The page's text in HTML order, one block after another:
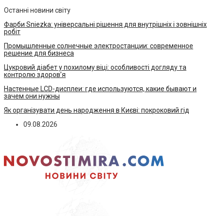
Останні новини світу
Фарби Sniezka: універсальні рішення для внутрішніх і зовнішніх
робіт
Промышленные солнечные электростанции: современное
решение для бизнеса
Цукровий діабет у похилому віці: особливості догляду та
контролю здоров’я
Настенные LCD-дисплеи: где используются, какие бывают и
зачем они нужны
Як організувати день народження в Києві: покроковий гід
09.08.2026